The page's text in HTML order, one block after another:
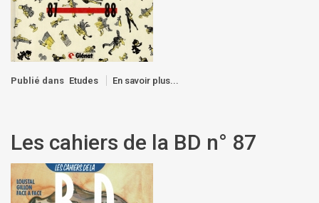
Publié dans Etudes En savoir plus...
Les cahiers de la BD n° 87